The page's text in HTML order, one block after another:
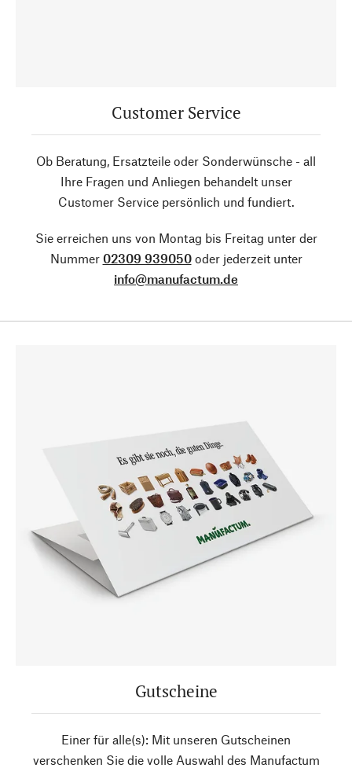
Customer Service
Ob Beratung, Ersatzteile oder Sonderwünsche - all
Ihre Fragen und Anliegen behandelt unser
Customer Service persönlich und fundiert.
Sie erreichen uns von Montag bis Freitag unter der
Nummer 02309 939050oder jederzeit unter
info@manufactum.de
Gutscheine
Einer für alle(s): Mit unseren Gutscheinen
verschenken Sie die volle Auswahl des Manufactum